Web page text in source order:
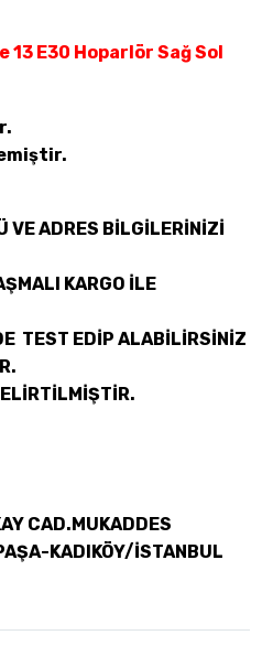
13 E30 Hoparlör Sağ Sol
VE ADRES BİLGİLERİNİZİ
KARGO İLE
TEST EDİP ALABİLİRSİNİZ
CAD.MUKADDES
KADIKÖY/İSTANBUL